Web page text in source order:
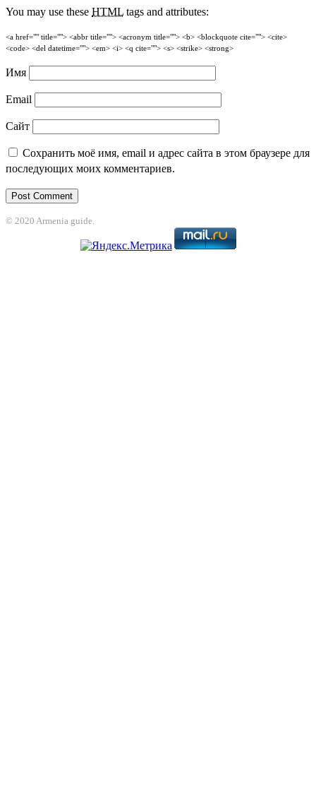
You may use these HTML tags and attributes:
<a href="" title=""> <abbr title=""> <acronym title=""> <b> <blockquote cite=""> <cite>
<code> <del datetime=""> <em> <i> <q cite=""> <s> <strike> <strong>
Имя
Email
Сайт
Сохранить моё имя, email и адрес сайта в этом браузере для
последующих моих комментариев.
© 2020 Armenia guide.